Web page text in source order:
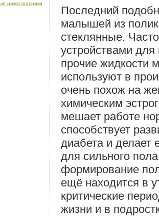
наматрасники
Последний
малышей из
стеклянные.
устройствами для
прочие жидкости
используют в
очень похож на
химическим
мешает работе
способствует
диабета и делает
для сильного
формирование
ещё находится в
критические
жизни и в